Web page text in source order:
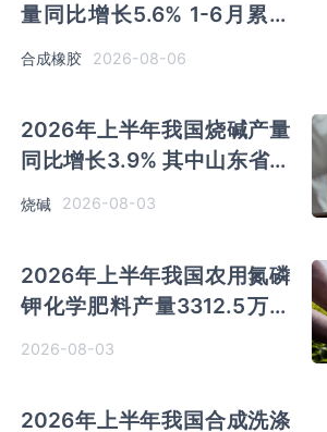
量同比增长5.6% 1-6月累计
产量同比增长6.4%
合成橡胶 2026-08-06
2026年上半年我国烧碱产量
同比增长3.9% 其中山东省产
量最多 占比28.7%
烧碱 2026-08-03
2026年上半年我国农用氮磷
钾化学肥料产量3312.5万吨
2026-08-03
2026年上半年我国合成洗涤